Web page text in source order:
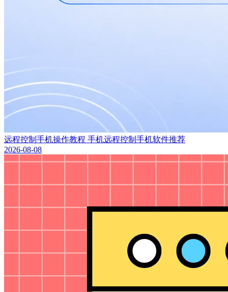
远程控制手机操作教程 手机远程控制手机软件推荐
2026-08-08